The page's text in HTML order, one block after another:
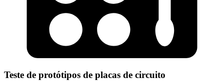
Teste de protótipos de placas de circuito